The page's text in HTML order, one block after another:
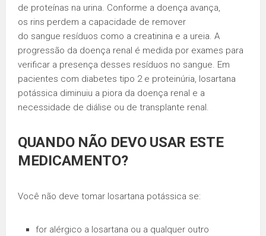
de proteínas na urina. Conforme a doença avança,
os rins perdem a capacidade de remover
do sangue resíduos como a creatinina e a ureia. A
progressão da doença renal é medida por exames para
verificar a presença desses resíduos no sangue. Em
pacientes com diabetes tipo 2 e proteinúria, losartana
potássica diminuiu a piora da doença renal e a
necessidade de diálise ou de transplante renal.
QUANDO NÃO DEVO USAR ESTE
MEDICAMENTO?
Você não deve tomar losartana potássica se:
for alérgico a losartana ou a qualquer outro